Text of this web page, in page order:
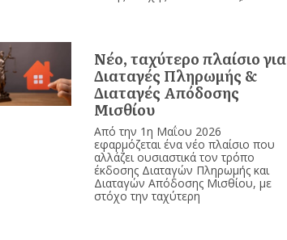
Νέο, ταχύτερο πλαίσιο για
Διαταγές Πληρωμής &
Διαταγές Απόδοσης
Μισθίου
Από την 1η Μαΐου 2026
εφαρμόζεται ένα νέο πλαίσιο που
αλλάζει ουσιαστικά τον τρόπο
έκδοσης Διαταγών Πληρωμής και
Διαταγών Απόδοσης Μισθίου, με
στόχο την ταχύτερη